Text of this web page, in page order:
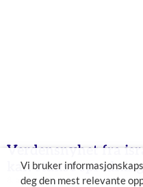
Verdensnyhet fra
kan stanse
8. august 2026
Vi bruker
deg den mest relevante